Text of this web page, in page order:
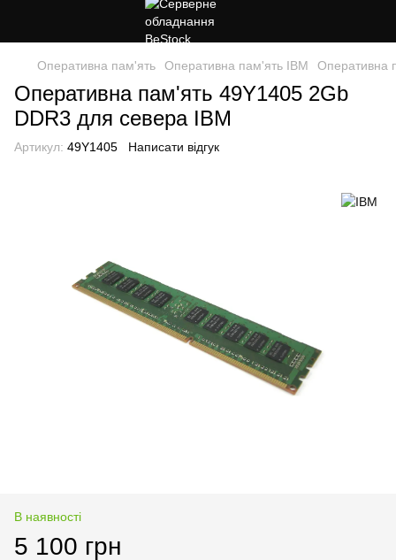
Оперативна пам'ять Оперативна пам'ять IBM Оперативна
Оперативна пам'ять 49Y1405 2Gb
DDR3 для севера IBM
Артикул: 49Y1405 Написати відгук
В наявності
5 100 грн